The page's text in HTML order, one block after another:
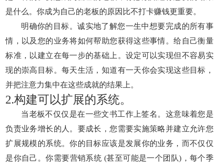
是什么。你成为自己的老板的原因比不打卡赚钱更重要。
明确你的目标。诚实地了解您一生中想要完成的所有事
情，以及您的业务将如何帮助您获得这些事情。给自己衡量
标准，以建立在每一步的基础上。设定可以实现但不容易实
现的崇高目标。每天生活，知道有一天你会实现这些目标，
并把注意力集中在这些成就的结果上。
2.构建可以扩展的系统。
当老板不仅仅是在一些文书工作上签名。这意味着您是
负责业务增长的人。要成长，您需要实施策略并建立允许您
扩展规模的系统。你的目标应该是发展你的业务，而不仅仅
是你自己。你需要营销系统 (甚至可能是一个团队)，每个季